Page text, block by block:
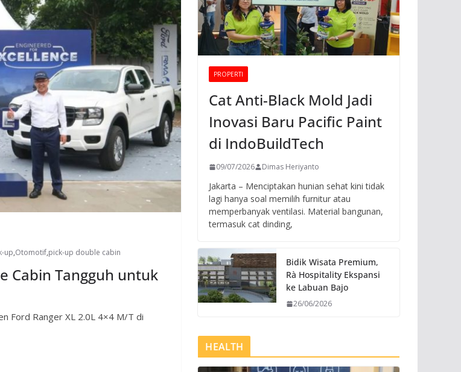
up,Otomotif,pick-up double cabin
Cabin Tangguh untuk
Ford Ranger XL 2.0L 4×4 M/T di
PROPERTI
Cat Anti-Black Mold Jadi
Inovasi Baru Pacific Paint
di IndoBuildTech
09/07/2026 Dimas Heriyanto
Jakarta – Menciptakan hunian sehat kini tidak
lagi hanya soal memilih furnitur atau
memperbanyak ventilasi. Material bangunan,
termasuk cat dinding,
Bidik Wisata Premium,
Rà Hospitality Ekspansi
ke Labuan Bajo
26/06/2026
HEALTH